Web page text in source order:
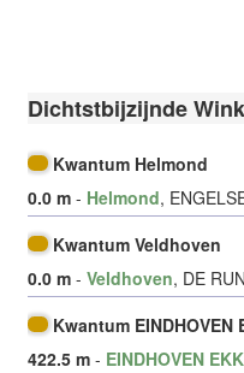
Dichtstbijzijnde
Kwantum Helmond
0.0 m - Helmond,
Kwantum Veldhoven
0.0 m - Veldhoven, DE
Kwantum EINDHOVEN
422.5 m - EINDHOVEN